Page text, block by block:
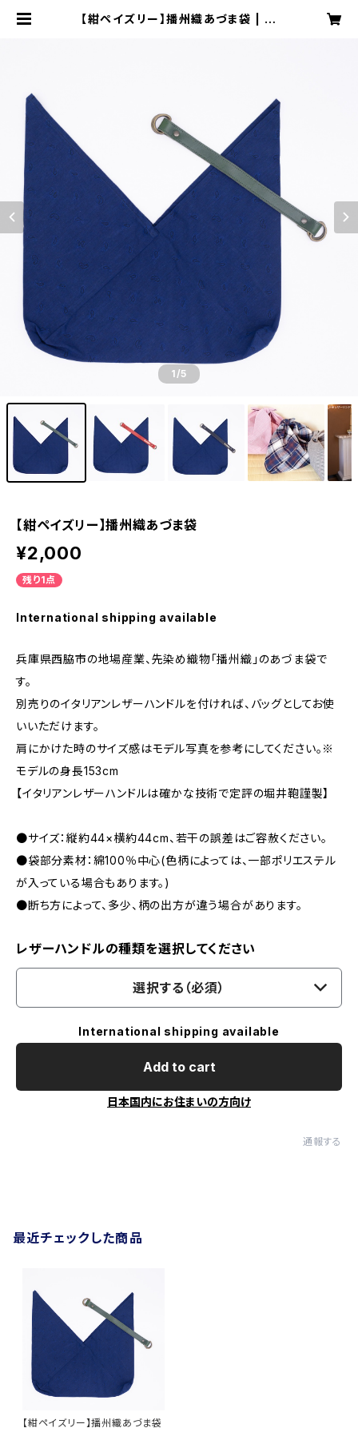
【紺ペイズリー】播州織あづま袋 | 播
1/5
【紺ペイズリー】播州織あづま袋
¥2,000
残り1点
International shipping available
兵庫県西脇市の地場産業、先染め織物「播州織」のあづま袋で
す。
別売りのイタリアンレザーハンドルを付ければ、バッグとしてお使
いいただけます。
肩にかけた時のサイズ感はモデル写真を参考にしてください。※
モデルの身長153cm
【イタリアンレザーハンドルは確かな技術で定評の堀井鞄謹製】
●サイズ：縦約44×横約44cm、若干の誤差はご容赦ください。
●袋部分素材：綿100％中心(色柄によっては、一部ポリエステル
が入っている場合もあります。)
●断ち方によって、多少、柄の出方が違う場合があります。
レザーハンドルの種類を選択してください
選択する（必須）
International shipping available
Add to cart
日本国内にお住まいの方向け
通報する
最近チェックした商品
【紺ペイズリー】播州織あづま袋